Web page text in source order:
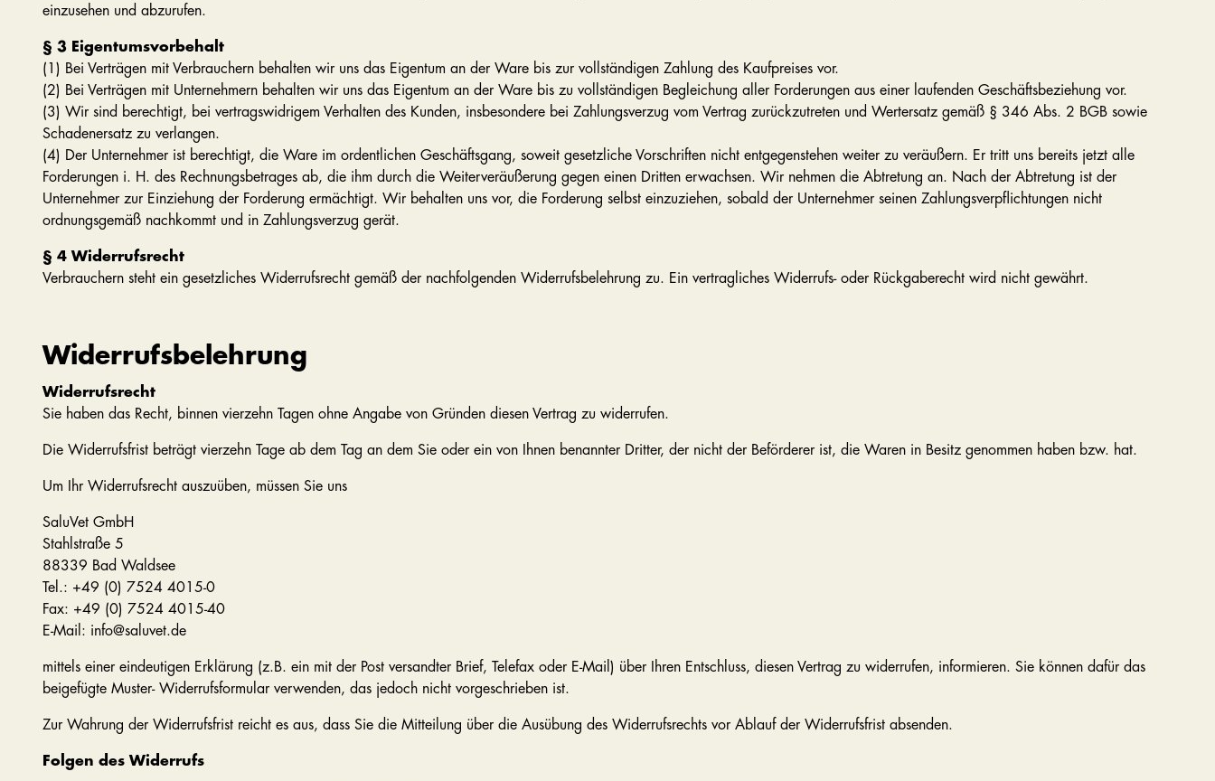
einzusehen und abzurufen.
§ 3 Eigentumsvorbehalt
(1) Bei Verträgen mit Verbrauchern behalten wir uns das Eigentum an der Ware bis zur vollständigen Zahlung des Kaufpreises vor.
(2) Bei Verträgen mit Unternehmern behalten wir uns das Eigentum an der Ware bis zu vollständigen Begleichung aller Forderungen aus einer laufenden Geschäftsbeziehung vor.
(3) Wir sind berechtigt, bei vertragswidrigem Verhalten des Kunden, insbesondere bei Zahlungsverzug vom Vertrag zurückzutreten und Wertersatz gemäß § 346 Abs. 2 BGB sowie
Schadenersatz zu verlangen.
(4) Der Unternehmer ist berechtigt, die Ware im ordentlichen Geschäftsgang, soweit gesetzliche Vorschriften nicht entgegenstehen weiter zu veräußern. Er tritt uns bereits jetzt alle
Forderungen i. H. des Rechnungsbetrages ab, die ihm durch die Weiterveräußerung gegen einen Dritten erwachsen. Wir nehmen die Abtretung an. Nach der Abtretung ist der
Unternehmer zur Einziehung der Forderung ermächtigt. Wir behalten uns vor, die Forderung selbst einzuziehen, sobald der Unternehmer seinen Zahlungsverpflichtungen nicht
ordnungsgemäß nachkommt und in Zahlungsverzug gerät.
§ 4 Widerrufsrecht
Verbrauchern steht ein gesetzliches Widerrufsrecht gemäß der nachfolgenden Widerrufsbelehrung zu. Ein vertragliches Widerrufs- oder Rückgaberecht wird nicht gewährt.
Widerrufsbelehrung
Widerrufsrecht
Sie haben das Recht, binnen vierzehn Tagen ohne Angabe von Gründen diesen Vertrag zu widerrufen.
Die Widerrufsfrist beträgt vierzehn Tage ab dem Tag an dem Sie oder ein von Ihnen benannter Dritter, der nicht der Beförderer ist, die Waren in Besitz genommen haben bzw. hat.
Um Ihr Widerrufsrecht auszuüben, müssen Sie uns
SaluVet GmbH
Stahlstraße 5
88339 Bad Waldsee
Tel.: +49 (0) 7524 4015-0
Fax: +49 (0) 7524 4015-40
E-Mail: info@saluvet.de
mittels einer eindeutigen Erklärung (z.B. ein mit der Post versandter Brief, Telefax oder E-Mail) über Ihren Entschluss, diesen Vertrag zu widerrufen, informieren. Sie können dafür das
beigefügte Muster- Widerrufsformular verwenden, das jedoch nicht vorgeschrieben ist.
Zur Wahrung der Widerrufsfrist reicht es aus, dass Sie die Mitteilung über die Ausübung des Widerrufsrechts vor Ablauf der Widerrufsfrist absenden.
Folgen des Widerrufs